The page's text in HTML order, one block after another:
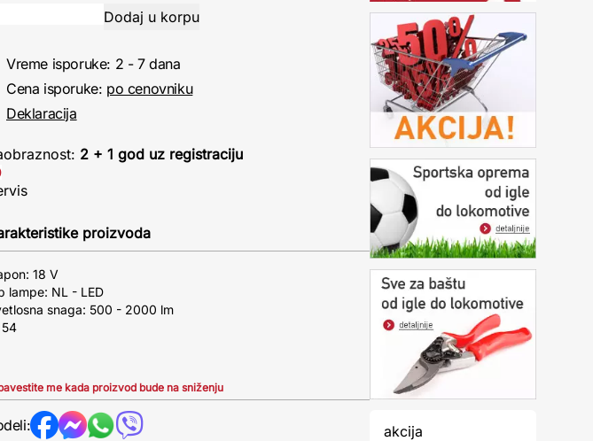
Vreme isporuke: 2 - 7 dana
Cena isporuke: po cenovniku
Deklaracija
2 + 1 god uz registraciju
proizvoda
18 V
lampe: NL - LED
snaga: 500 - 2000 lm
54
me kada proizvod bude na sniženju
akcija